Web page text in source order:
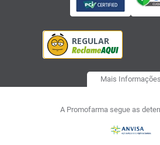
Mais Informações
A Promofarma segue as